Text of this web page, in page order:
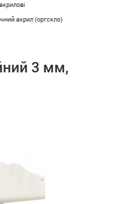
акрил (оргскло)
3 мм,